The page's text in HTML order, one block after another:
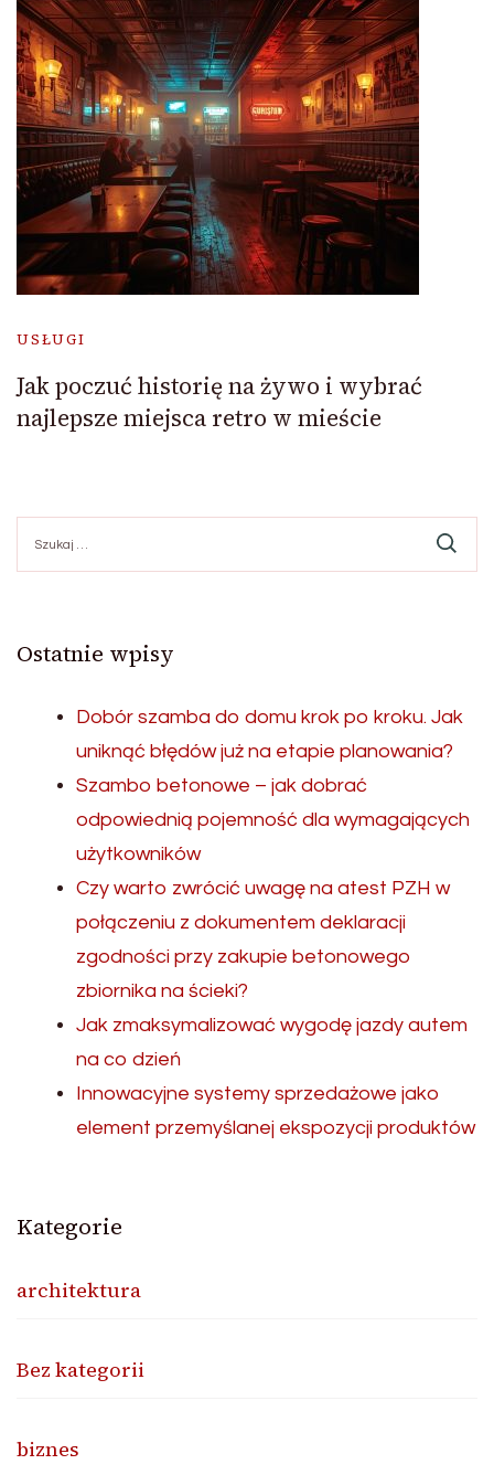
USŁUGI
Jak poczuć historię na żywo i wybrać
najlepsze miejsca retro w mieście
Ostatnie wpisy
Dobór szamba do domu krok po kroku. Jak
uniknąć błędów już na etapie planowania?
Szambo betonowe – jak dobrać
odpowiednią pojemność dla wymagających
użytkowników
Czy warto zwrócić uwagę na atest PZH w
połączeniu z dokumentem deklaracji
zgodności przy zakupie betonowego
zbiornika na ścieki?
Jak zmaksymalizować wygodę jazdy autem
na co dzień
Innowacyjne systemy sprzedażowe jako
element przemyślanej ekspozycji produktów
Kategorie
architektura
Bez kategorii
biznes